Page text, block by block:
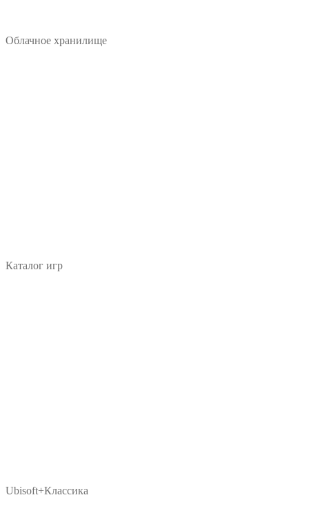
Облачное хранилище
Каталог игр
Ubisoft+Классика